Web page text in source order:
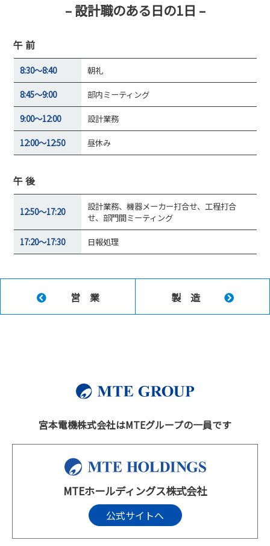
– 設計職のある日の1日 –
午 前
8:30～8:40 朝礼
8:45～9:00 部内ミーティング
9:00～12:00 設計業務
12:00～12:50 昼休み
午 後
12:50～17:20
設計業務、機器メーカー打合せ、工程打合
せ、部門間ミーティング
17:20～17:30 日報処理
営 業 製 造
宮本電機株式会社はMTEグループの一員です
MTEホールディングス株式会社
公式サイトへ